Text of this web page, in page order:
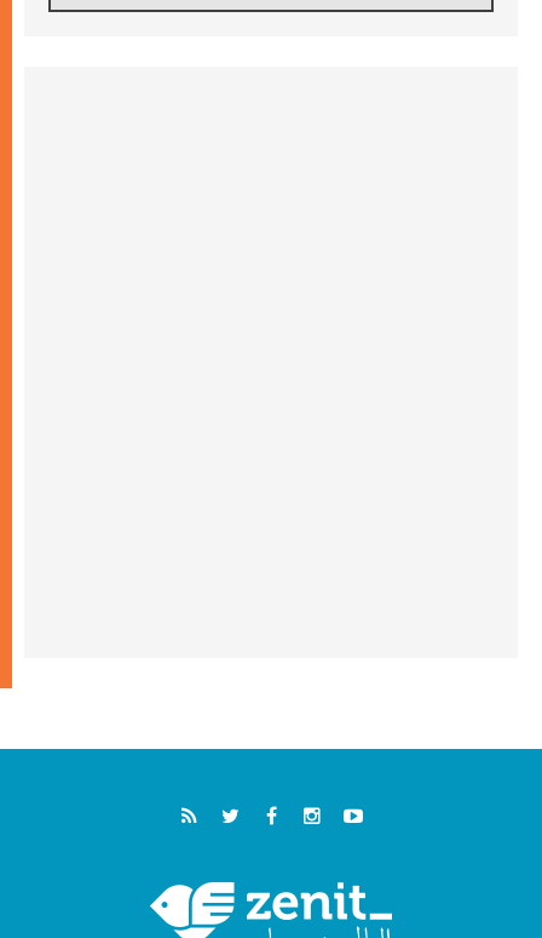
البابا لاوُن الرابع عشر للشباب في أسيزي: